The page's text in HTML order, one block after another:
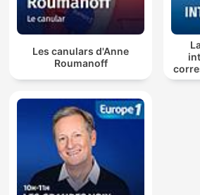
Les canulars d'Anne
Roumanoff